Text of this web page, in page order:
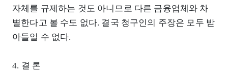
자체를 규제하는 것도 아니므로 다른 금융업체와 차
별한다고 볼 수도 없다. 결국 청구인의 주장은 모두 받
아들일 수 없다.
4. 결 론